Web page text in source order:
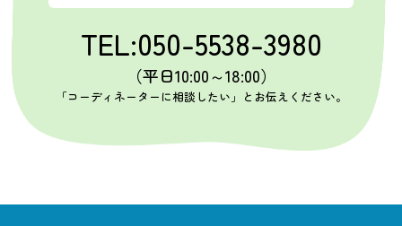
TEL:050-5538-3980
（平日10:00～18:00）
「コーディネーターに相談したい」とお伝えください。